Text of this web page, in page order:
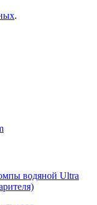
.
водяной Ultra